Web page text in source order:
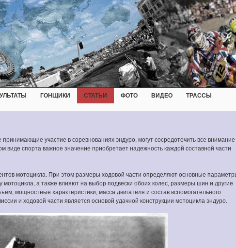
ГОНЩИКИ СТАТЬИ ФОТО ВИДЕО ТРАССЫ
участие в соревнованиях эндуро, могут сосредоточить все
виде спорта важное значение приобретает надежность каждой составной части
мотоцикла. При этом размеры ходовой части определяют основные
а также влияют на выбор подвески обоих колес, размеры шин и другие
мощностные характеристики, масса двигателя и состав вспомогательного
и ходовой части является основой удачной конструкции мотоцикла эндуро.